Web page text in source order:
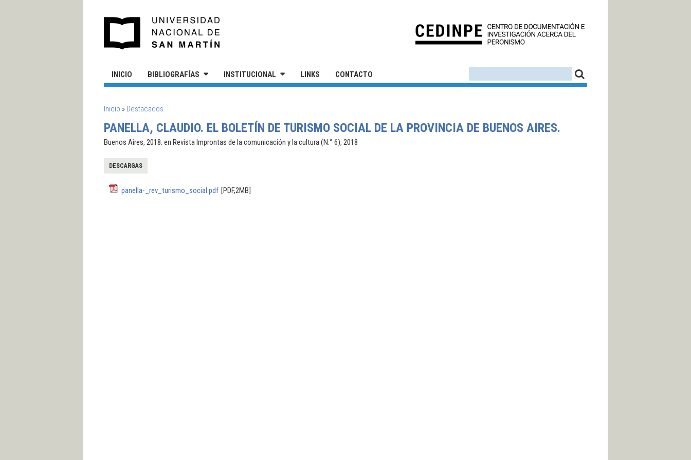
INICIO BIBLIOGRAFÍAS INSTITUCIONAL LINKS CONTACTO
SE ENCUENTRA USTED AQUÍ
Inicio » Destacados
PANELLA, CLAUDIO. EL BOLETÍN DE TURISMO SOCIAL DE LA PROVINCIA DE BUENOS AIRES.
Buenos Aires, 2018. en Revista Improntas de la comunicación y la cultura (N.° 6), 2018
DESCARGAS
panella-_rev_turismo_social.pdf [PDF,2MB]